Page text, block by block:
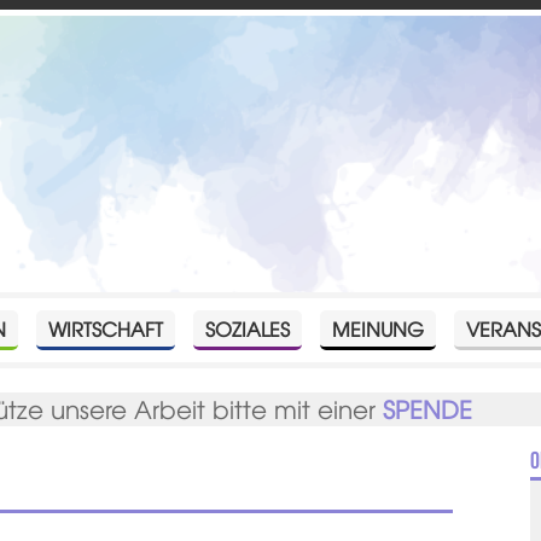
WIRTSCHAFT SOZIALES MEINUNG
unsere Arbeit bitte mit einerSPENDE